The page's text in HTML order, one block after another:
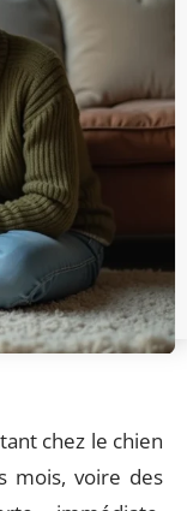
chez le chien
mois, voire des